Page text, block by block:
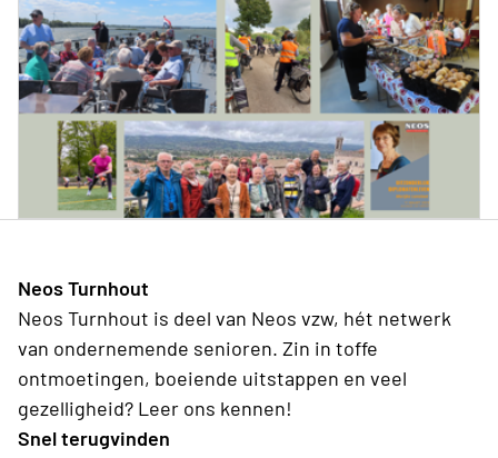
Neos Turnhout
Neos Turnhout is deel van Neos vzw, hét netwerk
van ondernemende senioren. Zin in toffe
ontmoetingen, boeiende uitstappen en veel
gezelligheid? Leer ons kennen!
Snel terugvinden